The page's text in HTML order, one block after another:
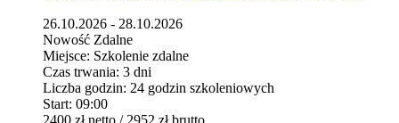
26.10.2026 - 28.10.2026
Nowość Zdalne
Miejsce: Szkolenie zdalne
Czas trwania: 3 dni
Liczba godzin: 24 godzin szkoleniowych
Start: 09:00